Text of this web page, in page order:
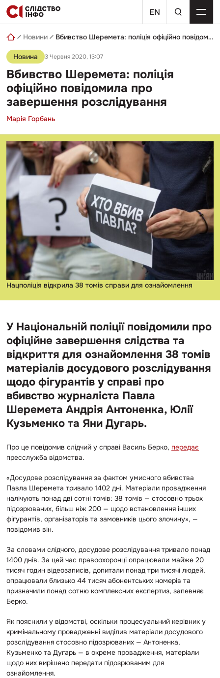
Skip
to
content
EN
пошуковий
запит
Новини Вбивство Шеремета: поліція офіційно повідомила про завершення розслідування
Новина 3 Червня 2020, 13:07
Вбивство Шеремета: поліція
офіційно повідомила про
завершення розслідування
Марія Горбань
Нацполіція відкрила 38 томів справи для ознайомлення
У Національній поліції повідомили про
офіційне завершення слідства та
відкриття для ознайомлення 38 томів
матеріалів досудового розслідування
щодо фігурантів у справі про
вбивство журналіста Павла
Шеремета Андрія Антоненка, Юлії
Кузьменко та Яни Дугарь.
Про це повідомив слідчий у справі Василь Берко, передає
пресслужба відомства.
«Досудове розслідування за фактом умисного вбивства
Павла Шеремета тривало 1402 дні. Матеріали провадження
налічують понад дві сотні томів: 38 томів — стосовно трьох
підозрюваних, більш ніж 200 — щодо встановлення інших
фігурантів, організаторів та замовників цього злочину», —
повідомив він.
За словами слідчого, досудове розслідування тривало понад
1400 днів. За цей час правоохоронці опрацювали майже 20
тисяч годин відеозаписів, допитали понад три тисячі людей,
опрацювали близько 44 тисяч абонентських номерів та
призначили понад сотню комплексних експертиз, запевняє
Берко.
Як пояснили у відомстві, оскільки процесуальний керівник у
кримінальному провадженні виділив матеріали досудового
розслідування стосовно підозрюваних — Антоненка,
Кузьменко та Дугарь — в окреме провадження, матеріали
щодо них вирішено передати підозрюваним для
ознайомлення.